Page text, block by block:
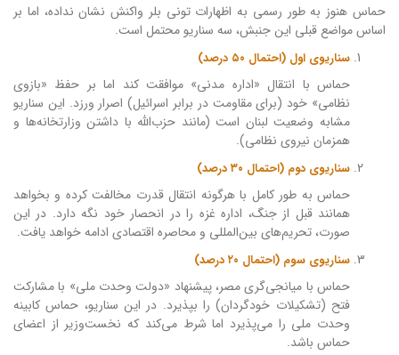
حماس هنوز به طور رسمی به اظهارات تونی بلر واکنش نشان نداده، اما بر
اساس مواضع قبلی این جنبش، سه سناریو محتمل است.
سناریوی اول (احتمال ۵۰ درصد)
حماس با انتقال «اداره مدنی» موافقت کند اما بر حفظ «بازوی
نظامی» خود (برای مقاومت در برابر اسرائیل) اصرار ورزد. این سناریو
مشابه وضعیت لبنان است (مانند حزب‌الله با داشتن وزارتخانه‌ها و
همزمان نیروی نظامی).
سناریوی دوم (احتمال ۳۰ درصد)
حماس به طور کامل با هرگونه انتقال قدرت مخالفت کرده و بخواهد
همانند قبل از جنگ، اداره غزه را در انحصار خود نگه دارد. در این
صورت، تحریم‌های بین‌المللی و محاصره اقتصادی ادامه خواهد یافت.
سناریوی سوم (احتمال ۲۰ درصد)
حماس با میانجی‌گری مصر، پیشنهاد «دولت وحدت ملی» با مشارکت
فتح (تشکیلات خودگردان) را بپذیرد. در این سناریو، حماس کابینه
وحدت ملی را می‌پذیرد اما شرط می‌کند که نخست‌وزیر از اعضای
حماس باشد.